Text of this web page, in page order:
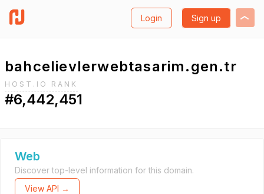
Login Sign up
bahcelievlerwebtasarim.gen.tr
HOST.IO RANK
#6,442,451
Web
Discover top-level information for this domain.
View API →